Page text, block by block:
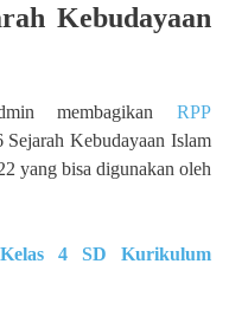
Kebudayaan
membagikan RPP
Kebudayaan Islam
yang bisa digunakan oleh
4 SD Kurikulum